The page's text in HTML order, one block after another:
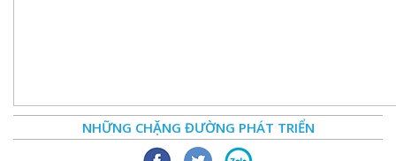
NHỮNG CHẶNG ĐƯỜNG PHÁT TRIỂN